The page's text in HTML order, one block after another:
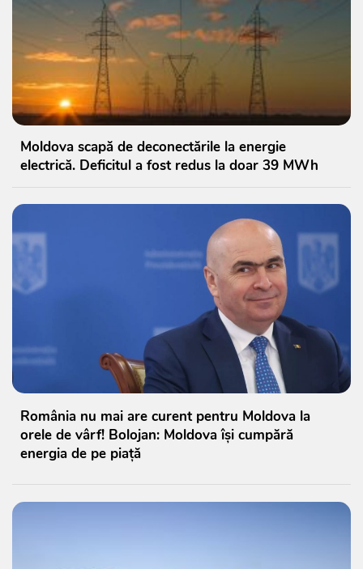
Moldova scapă de deconectările la energie
electrică. Deficitul a fost redus la doar 39 MWh
România nu mai are curent pentru Moldova la
orele de vârf! Bolojan: Moldova își cumpără
energia de pe piață